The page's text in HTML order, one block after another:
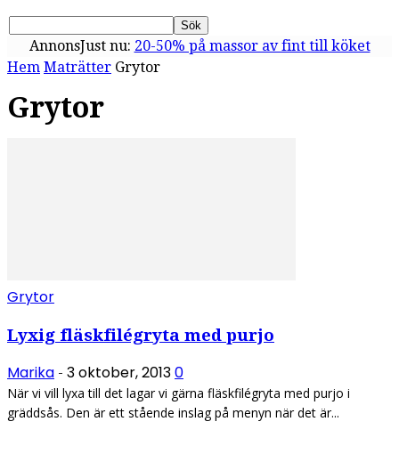
AnnonsJust nu: 20-50% på massor av fint till köket
Hem Maträtter Grytor
Grytor
Grytor
Lyxig fläskfilégryta med purjo
Marika - 3 oktober, 20130
När vi vill lyxa till det lagar vi gärna fläskfilégryta med purjo i
gräddsås. Den är ett stående inslag på menyn när det är...